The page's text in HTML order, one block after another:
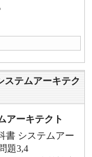
ステムアーキテク
アーキテクト
書 システムアー
題3,4